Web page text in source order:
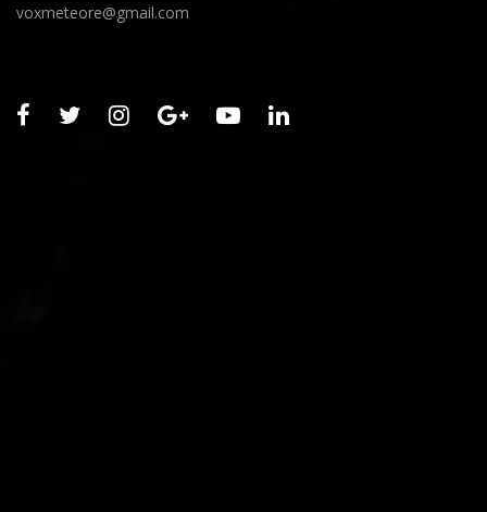
voxmeteore@gmail.com